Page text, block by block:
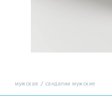
мужская сандалии мужские